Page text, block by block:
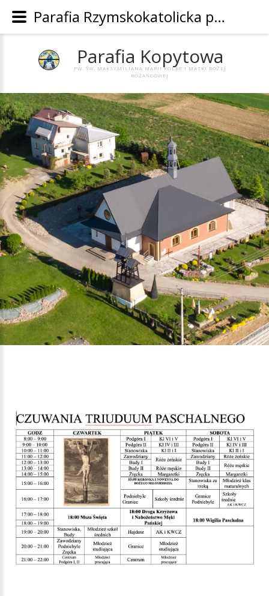
Parafia Kopytowa
PW. ŚW. MAKSYMILIANA MARII KOLBE I MATKI BOŻEJ
RÓŻAŃCOWEJ
Parafia Rzymskokatolicka pw. Św. Maksymiliana Marii Kolbe i Matki Bożej Różańcowej w Kopytowej - Parafia Kopytowa